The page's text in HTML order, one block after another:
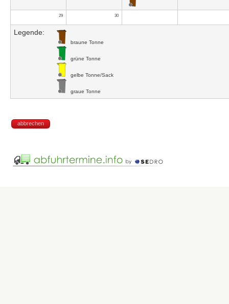
29 30
Legende:
braune Tonne
grüne Tonne
gelbe Tonne/Sack
graue Tonne
abbrechen